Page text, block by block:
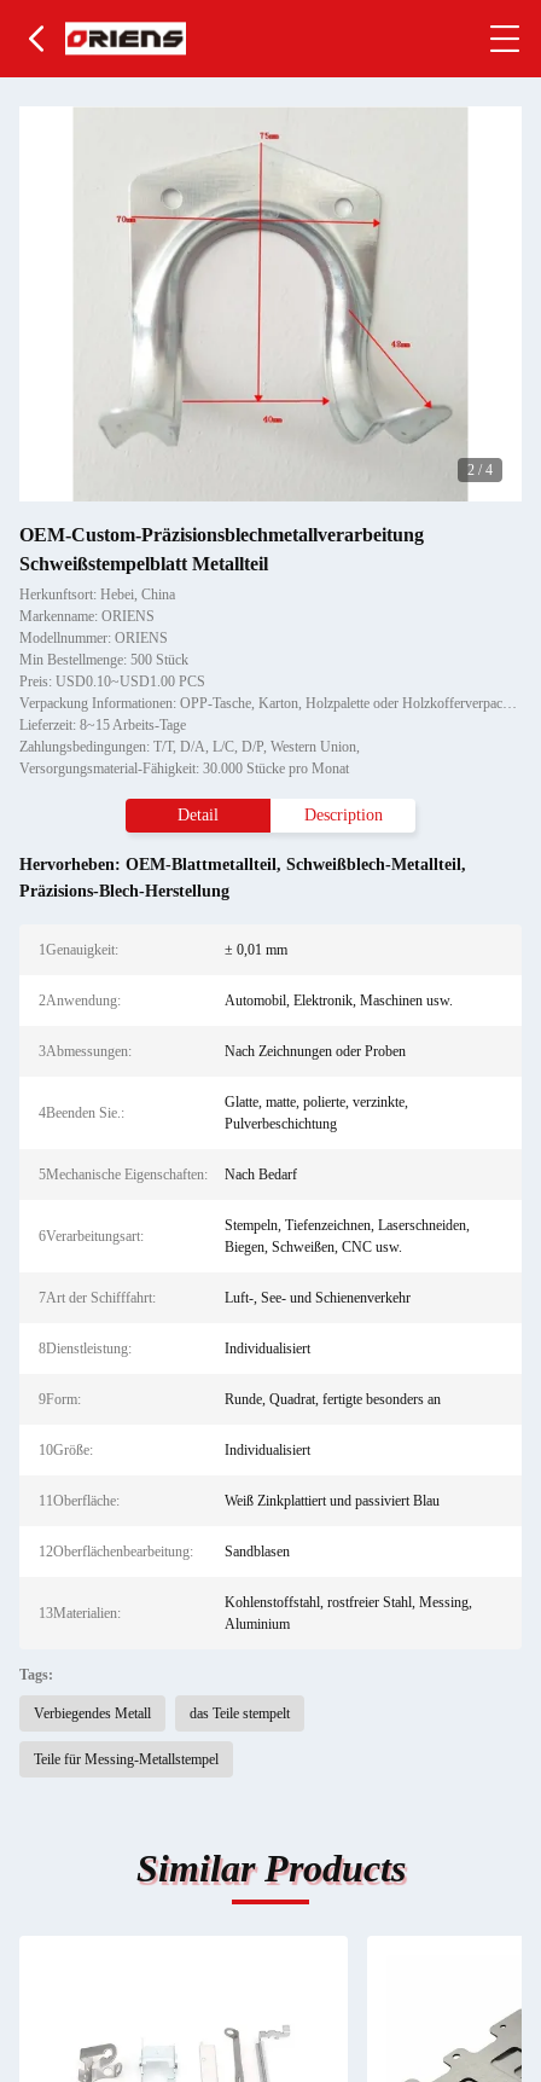
2 / 4
OEM-Custom-Präzisionsblechmetallverarbeitung
Schweißstempelblatt Metallteil
Herkunftsort: Hebei, China
Markenname: ORIENS
Modellnummer: ORIENS
Min Bestellmenge: 500 Stück
Preis: USD0.10~USD1.00 PCS
Verpackung Informationen: OPP-Tasche, Karton, Holzpalette oder Holzkofferverpackung, können maßgeschneiderte Etiketten liefern
Lieferzeit: 8~15 Arbeits-Tage
Zahlungsbedingungen: T/T, D/A, L/C, D/P, Western Union,
Versorgungsmaterial-Fähigkeit: 30.000 Stücke pro Monat
Detail Description
Hervorheben: OEM-Blattmetallteil, Schweißblech-Metallteil,
Präzisions-Blech-Herstellung
1Genauigkeit: ± 0,01 mm
2Anwendung: Automobil, Elektronik, Maschinen usw.
3Abmessungen: Nach Zeichnungen oder Proben
4Beenden Sie.:
Glatte, matte, polierte, verzinkte,
Pulverbeschichtung
5Mechanische Eigenschaften: Nach Bedarf
6Verarbeitungsart:
Stempeln, Tiefenzeichnen, Laserschneiden,
Biegen, Schweißen, CNC usw.
7Art der Schifffahrt: Luft-, See- und Schienenverkehr
8Dienstleistung: Individualisiert
9Form: Runde, Quadrat, fertigte besonders an
10Größe: Individualisiert
11Oberfläche: Weiß Zinkplattiert und passiviert Blau
12Oberflächenbearbeitung: Sandblasen
13Materialien:
Kohlenstoffstahl, rostfreier Stahl, Messing,
Aluminium
Tags:
Verbiegendes Metall das Teile stempelt
Teile für Messing-Metallstempel
Similar Products